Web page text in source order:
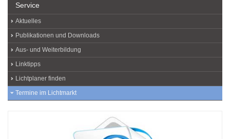
Service
Aktuelles
Publikationen und Downloads
Aus- und Weiterbildung
Linktipps
Lichtplaner finden
Termine im Lichtmarkt